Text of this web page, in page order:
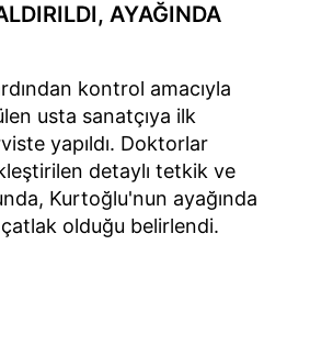
AYAĞINDA
kontrol amacıyla
usta sanatçıya ilk
yapıldı. Doktorlar
detaylı tetkik ve
Kurtoğlu'nun ayağında
olduğu belirlendi.